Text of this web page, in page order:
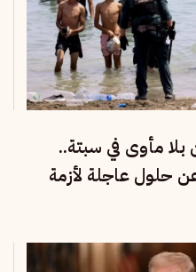
بلا مأوى في سبتة..
حلول عاجلة لأزمة